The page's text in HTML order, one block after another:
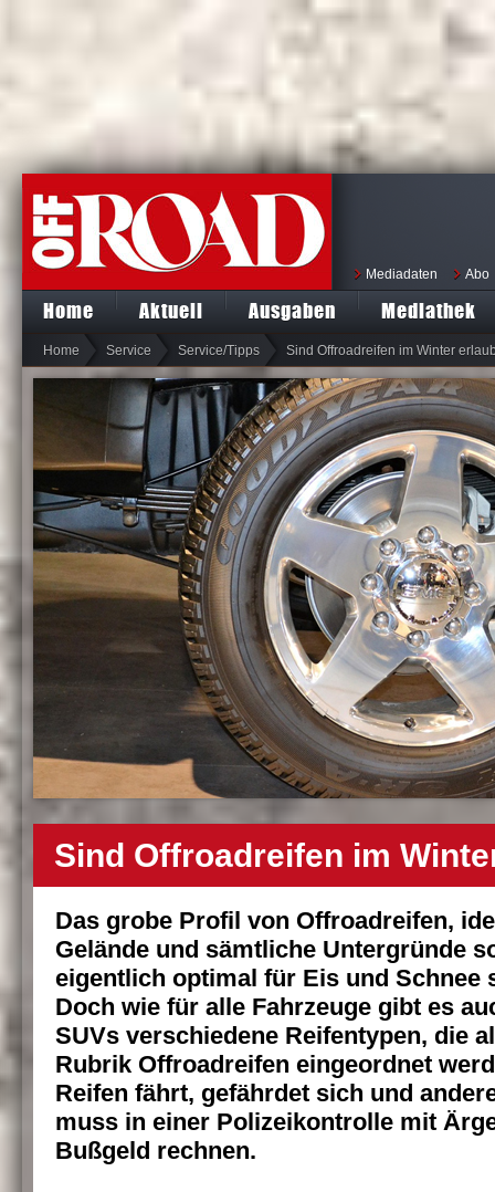
Mediadaten Abo
Home Aktuell Ausgaben Mediathek
Home Service Service/Tipps Sind Offroadreifen im Winter
Sind Offroadreifen im
Das grobe Profil von Offroadreifen,
Gelände und sämtliche Untergründe
eigentlich optimal für Eis und Schnee
Doch wie für alle Fahrzeuge gibt es
SUVs verschiedene Reifentypen, die
Rubrik Offroadreifen eingeordnet
Reifen fährt, gefährdet sich und
muss in einer Polizeikontrolle mit
Bußgeld rechnen.